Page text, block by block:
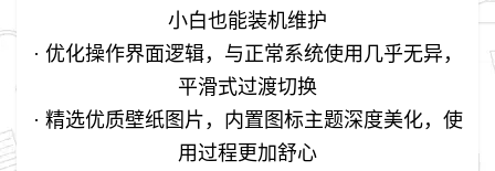
小白也能装机维护
· 优化操作界面逻辑，与正常系统使用几乎无异，
平滑式过渡切换
· 精选优质壁纸图片，内置图标主题深度美化，使
用过程更加舒心